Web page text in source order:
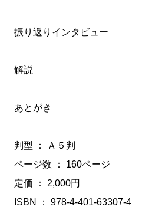
振り返りインタビュー
解説
あとがき
判型 ： Ａ５判
ページ数 ： 160ページ
定価 ： 2,000円
ISBN ： 978-4-401-63307-4